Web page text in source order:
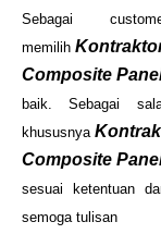
Sebagai
memilih
Composite
baik. Sebagai
khususnya
Composite
sesuai ketentuan
semoga tulisan